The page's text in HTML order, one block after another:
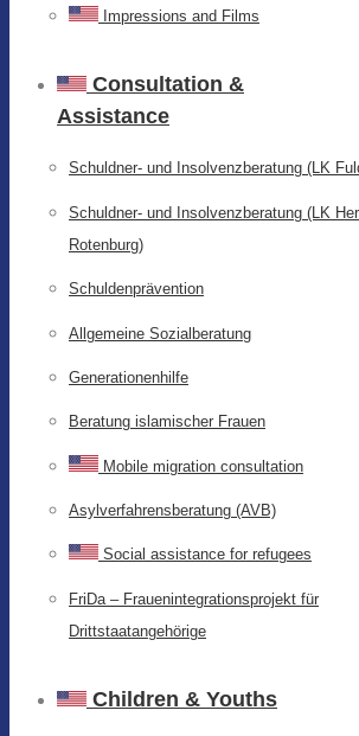
Impressions and Films
Consultation &
Assistance
Schuldner- und Insolvenzberatung (LK
Schuldner- und Insolvenzberatung (LK
Rotenburg)
Schuldenprävention
Allgemeine Sozialberatung
Generationenhilfe
Beratung islamischer Frauen
Mobile migration consultation
Asylverfahrensberatung (AVB)
Social assistance for refugees
FriDa – Frauenintegrationsprojekt für
Drittstaatangehörige
Children & Youths